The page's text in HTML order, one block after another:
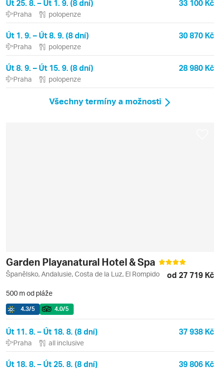
Út 25. 8. – Út 1. 9. (8 dní) 33 100 Kč
Praha polopenze
Út 1. 9. – Út 8. 9. (8 dní) 30 870 Kč
Praha polopenze
Út 8. 9. – Út 15. 9. (8 dní) 28 980 Kč
Praha polopenze
Všechny termíny a možnosti
Garden Playanatural Hotel & Spa
Španělsko, Andalusie, Costa de la Luz, El Rompido od 27 719 Kč
500 m od pláže
4.3/5 4.0/5
Út 11. 8. – Út 18. 8. (8 dní) 37 938 Kč
Praha all inclusive
Út 18. 8. – Út 25. 8. (8 dní) 39 806 Kč